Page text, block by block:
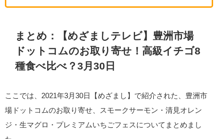
まとめ：【めざましテレビ】豊洲市場
ドットコムのお取り寄せ！高級イチゴ8
種食べ比べ？3月30日
ここでは、2021年3月30日【めざまし】で紹介された、豊洲市
場ドットコムのお取り寄せ、スモークサーモン・清見オレン
ジ・生マグロ・プレミアムいちごフェスについてまとめまし